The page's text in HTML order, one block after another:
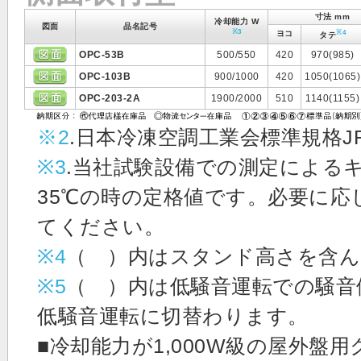
図面 品名記号
冷却能力 W
※3
寸法 mm
ヨコ
タテ※4
OPC-53B 500/550 420
970(985)
OPC-103B
900/1000 420
1050(1065)
OPC-203-2A
1900/2000 510 1140(1155)
※2.日本冷凍空調工業会標準規格
※3.当社試験設備での測定による
35℃の時の定格値です。必要に応
てください。
※4 （ ）内はスタンド高さを含
※5 （ ）内は低騒音運転での騒
低騒音運転に切替わります。
■冷却能力が1,000W級の屋外盤